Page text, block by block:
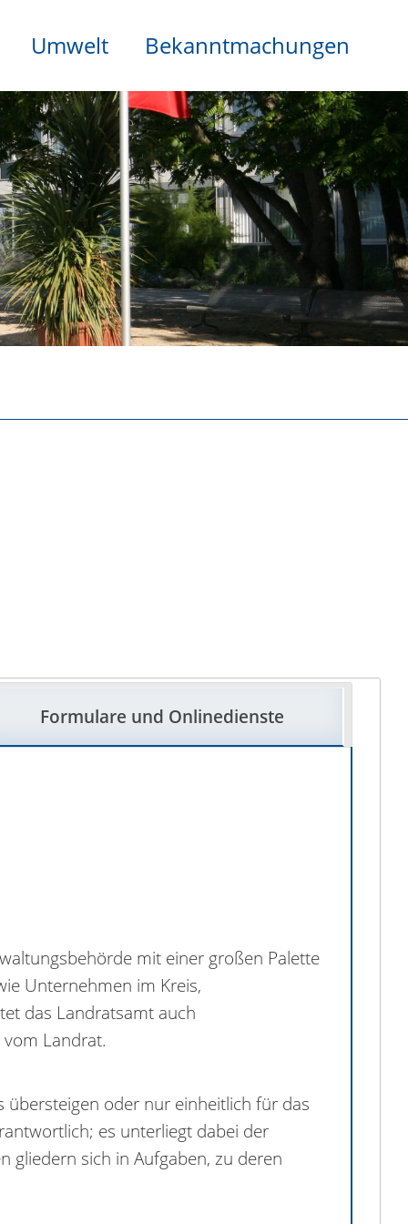
Umwelt Bekanntmachungen
Formulare und Onlinedienste
mit einer großen Palette
Unternehmen im Kreis,
das Landratsamt auch
Landrat.
übersteigen oder nur einheitlich für das
es unterliegt dabei der
gliedern sich in Aufgaben, zu deren